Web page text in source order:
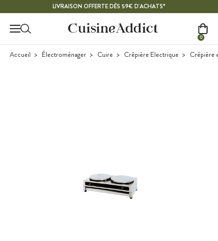
LIVRAISON OFFERTE DÈS 59€ D'ACHATS*
0
Accueil Électroménager Cuire Crêpière Electrique Crêpière